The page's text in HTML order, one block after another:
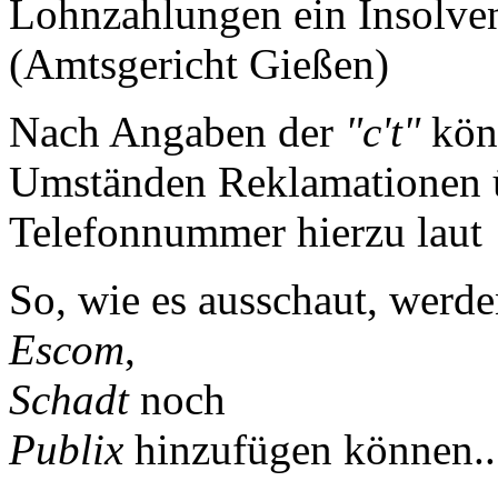
Lohnzahlungen ein
(Amtsgericht Gießen)
Nach Angaben der "c't"
Umständen
Telefonnummer hierzu laut
So, wie es ausschaut,
Escom,
Schadtnoch
Publix hinzufügen